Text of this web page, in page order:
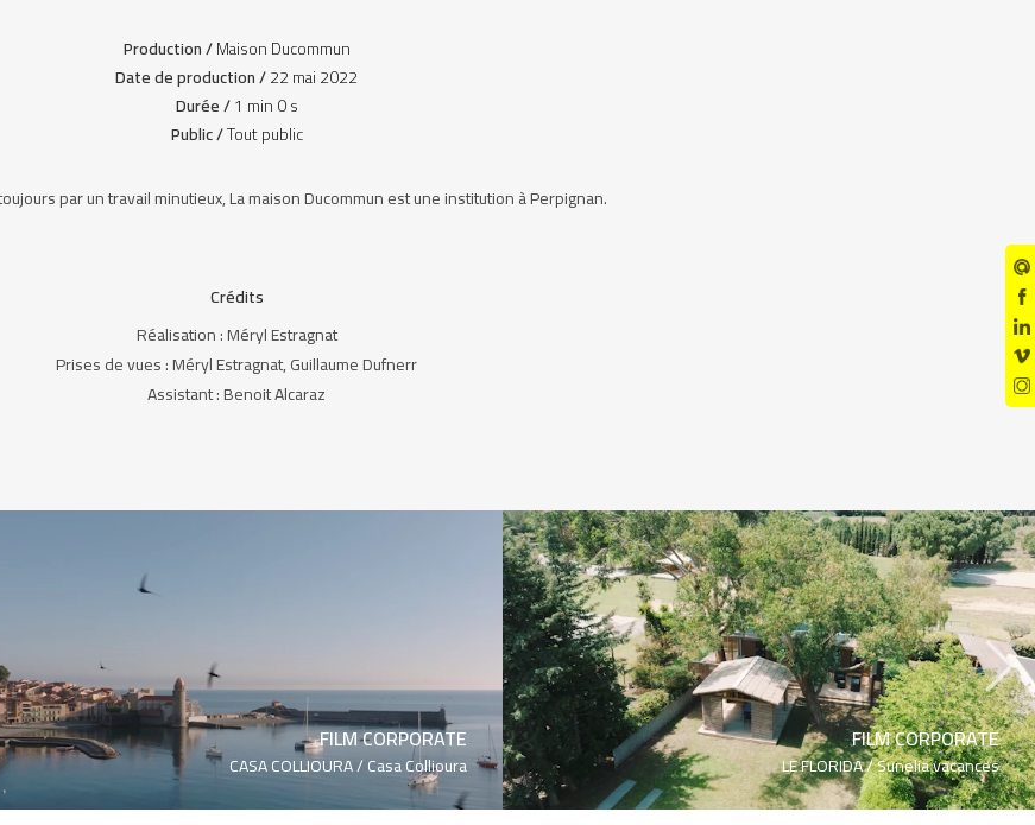
Production /Maison Ducommun
Date de production /22 mai 2022
Durée /1 min 0 s
Public /Tout public
par un travail minutieux, La maison Ducommun est une institution à Perpignan.
Crédits
Réalisation : Méryl Estragnat
Prises de vues : Méryl Estragnat, Guillaume Dufnerr
Assistant : Benoit Alcaraz
FILM CORPORATE
CASA COLLIOURA /Casa Collioura
FILM CORPORATE
LE FLORIDA /Sunelia vacances
›